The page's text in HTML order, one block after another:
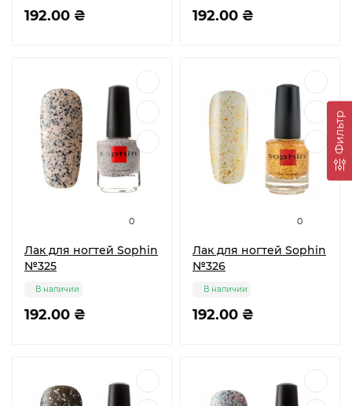
Фильтр
192.00 ₴ 192.00 ₴
0
Лак для ногтей Sophin
№325
192.00 ₴
В наличии
0
Лак для ногтей Sophin
№326
192.00 ₴
В наличии